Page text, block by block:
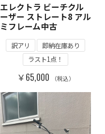
エレクトラ ビーチクル
ーザー ストレート8 アル
ミフレーム中古
訳アリ
即納在庫あり
ラスト1点！
￥65,000 （税込）